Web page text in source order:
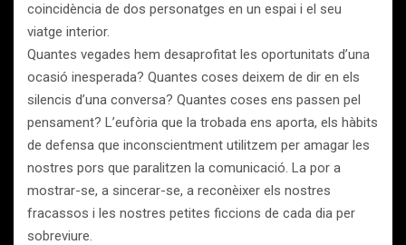
coincidència de dos personatges en un espai i el seu
viatge interior.
Quantes vegades hem desaprofitat les oportunitats d’una
ocasió inesperada? Quantes coses deixem de dir en els
silencis d’una conversa? Quantes coses ens passen pel
pensament? L’eufòria que la trobada ens aporta, els hàbits
de defensa que inconscientment utilitzem per amagar les
nostres pors que paralitzen la comunicació. La por a
mostrar-se, a sincerar-se, a reconèixer els nostres
fracassos i les nostres petites ficcions de cada dia per
sobreviure.